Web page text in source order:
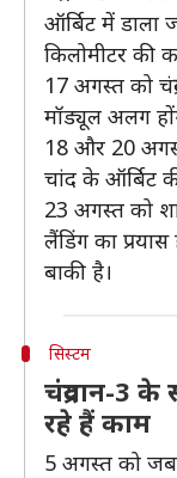
ऑर्बिट में डाला
किलोमीटर की
17 अगस्त को
मॉड्यूल अलग
18 और 20 अगस्त
चांद के ऑर्बिट
23 अगस्त को
लैंडिंग का
बाकी है।
सिस्टम
चंद्रयान-3
रहे हैं काम
5 अगस्त को जब